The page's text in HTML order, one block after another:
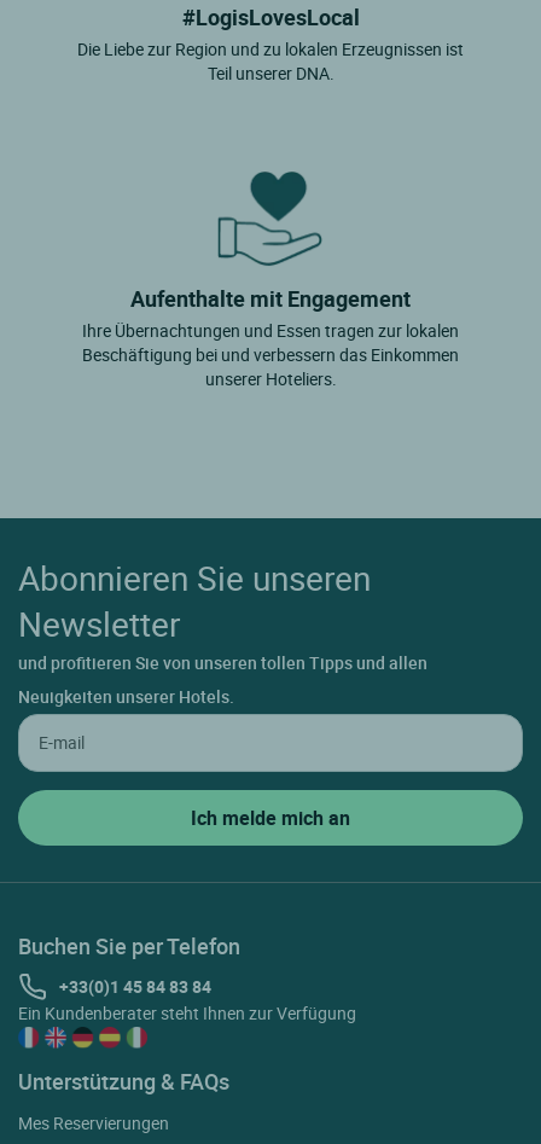
#LogisLovesLocal
Die Liebe zur Region und zu lokalen Erzeugnissen ist
Teil unserer DNA.
Aufenthalte mit Engagement
Ihre Übernachtungen und Essen tragen zur lokalen
Beschäftigung bei und verbessern das Einkommen
unserer Hoteliers.
Abonnieren Sie unseren
Newsletter
und profitieren Sie von unseren tollen Tipps und allen
Neuigkeiten unserer Hotels.
Buchen Sie per Telefon
+33(0)1 45 84 83 84
Ein Kundenberater steht Ihnen zur Verfügung
Unterstützung & FAQs
Mes Reservierungen